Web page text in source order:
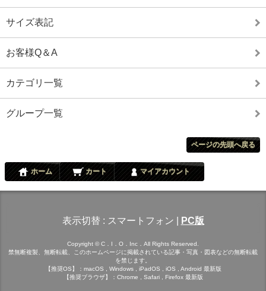
サイズ表記
お客様Q＆A
カテゴリ一覧
グループ一覧
ページの先頭へ戻る
ホーム カート マイアカウント
表示切替 : スマートフォン PC版
Copyright © C．I．O．Inc．All Rights Reserved.
禁無断複製、無断転載、このホームページに掲載されている記事・写真・図表などの無断転載
を禁じます。
【推奨OS】：macOS , Windows , iPadOS , iOS , Android 最新版
【推奨ブラウザ】：Chrome , Safari , Firefox 最新版